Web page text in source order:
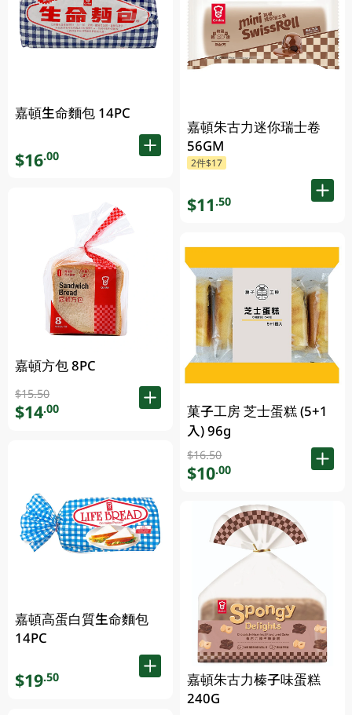
嘉頓生命麵包 14PC
$16.00
嘉頓方包 8PC
$15.50
$14.00
嘉頓高蛋白質生命麵包
14PC
$19.50
嘉頓朱古力迷你瑞士卷
56GM
2件$17
$11.50
菓子工房 芝士蛋糕 (5+1
入) 96g
$16.50
$10.00
嘉頓朱古力榛子味蛋糕
240G